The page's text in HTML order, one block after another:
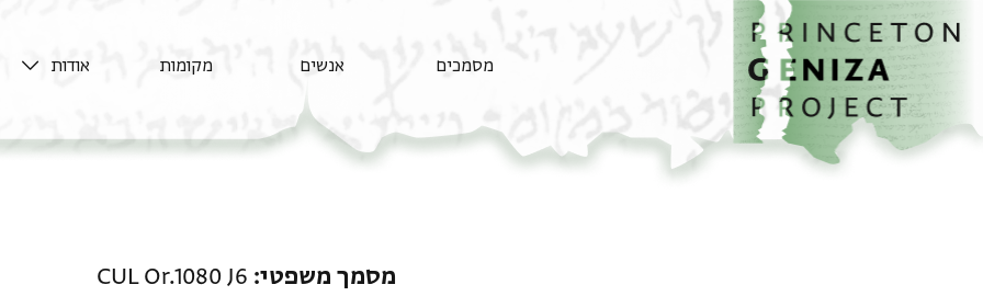
דילוג לתוכן
דף הבית
מסמכים אנשים מקומות אודות
מסמך משפטי CUL Or.1080 J6